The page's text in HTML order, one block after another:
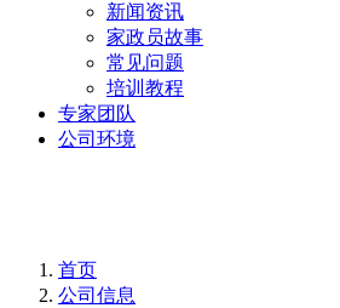
新闻资讯
家政员故事
常见问题
培训教程
专家团队
公司环境
首页
公司信息